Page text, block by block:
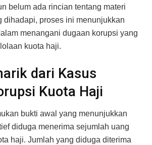
belum ada rincian tentang materi
dihadapi, proses ini menunjukkan
menangani dugaan korupsi yang
kuota haji.
dari Kasus
Kuota Haji
bukti awal yang menunjukkan
diduga menerima sejumlah uang
haji. Jumlah yang diduga diterima